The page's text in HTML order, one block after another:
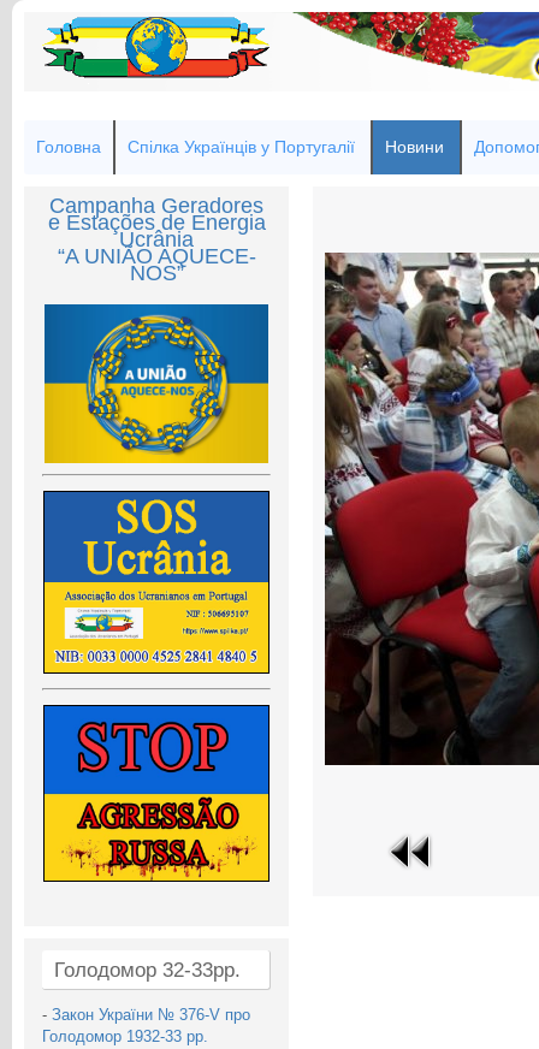
Головна Спілка Українців у Португалії Новини
Campanha Geradores
e Estações de Energia
Ucrânia
“A UNIÃO AQUECE-
NOS”
Голодомор 32-33рр.
- Закон України № 376-V про
Голодомор 1932-33 рр.